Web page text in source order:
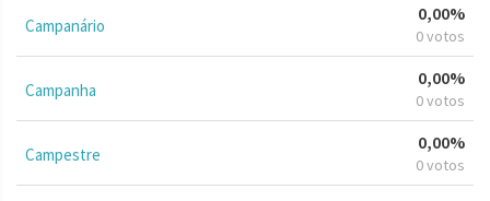
Campanário
0,00%
0 votos
Campanha
0,00%
0 votos
Campestre
0,00%
0 votos